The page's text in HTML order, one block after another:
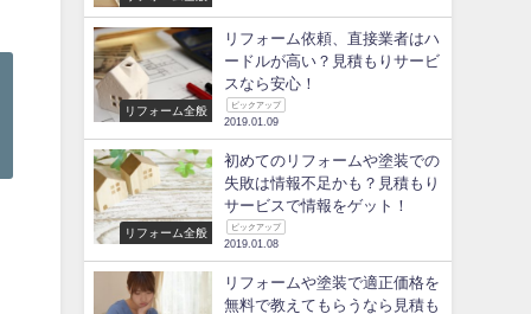
リフォーム全般
リフォーム依頼、直接業者はハ
ードルが高い？見積もりサービ
スなら安心！
ピックアップ
2019.01.09
リフォーム全般
初めてのリフォームや塗装での
失敗は情報不足かも？見積もり
サービスで情報をゲット！
ピックアップ
2019.01.08
リフォームや塗装で適正価格を
無料で教えてもらうなら見積も